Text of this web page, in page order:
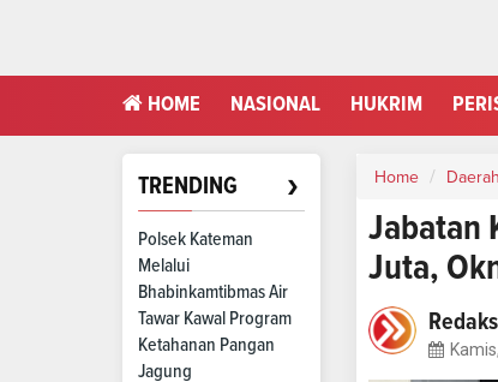
HOME NASIONAL HUKRIM
TRENDING ›
Polsek Kateman
Melalui
Bhabinkamtibmas Air
Tawar Kawal Program
Ketahanan Pangan
Jagung
Home Daerah
Jabatan
Juta,